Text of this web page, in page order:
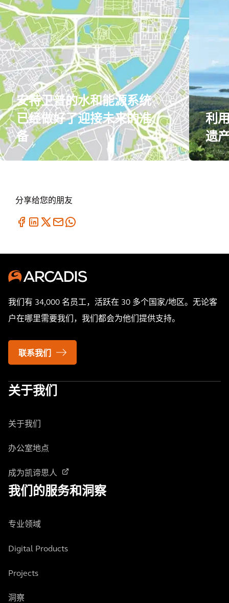
安特卫普的水和能源系统
已经做好了迎接未来的准
备
利
遗
分享给您的朋友
我们有 34,000 名员工，活跃在 30 多个国家/地区。无论客
户在哪里需要我们，我们都会为他们提供支持。
联系我们
关于我们
关于我们
办公室地点
成为凯谛思人
我们的服务和洞察
专业领域
Digital Products
Projects
洞察